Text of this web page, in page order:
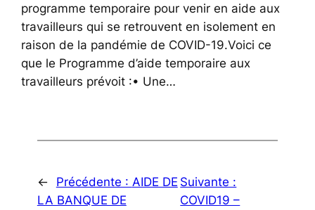
programme temporaire pour venir en aide aux
travailleurs qui se retrouvent en isolement en
raison de la pandémie de COVID-19.Voici ce
que le Programme d’aide temporaire aux
travailleurs prévoit :• Une…
← Précédente : AIDE DE
LA BANQUE DE
Suivante :
COVID19 –